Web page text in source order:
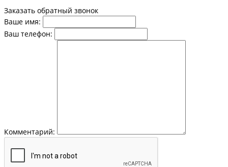
Заказать обратный звонок
Ваше имя:
Ваш телефон:
Комментарий: